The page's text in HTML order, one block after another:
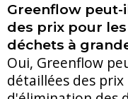
Greenflow
des prix pour
déchets à
Oui, Greenflow
détaillées des